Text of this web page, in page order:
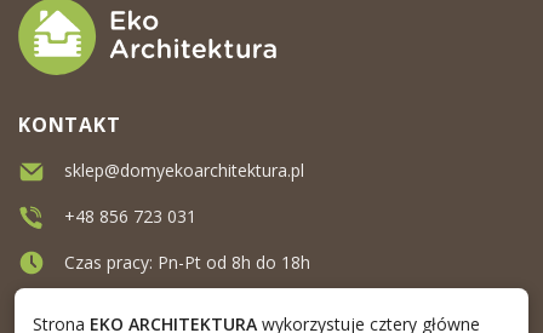
KONTAKT
sklep@domyekoarchitektura.pl
+48 856 723 031
Czas pracy: Pn-Pt od 8h do 18h
Strona EKO ARCHITEKTURAwykorzystuje cztery główne